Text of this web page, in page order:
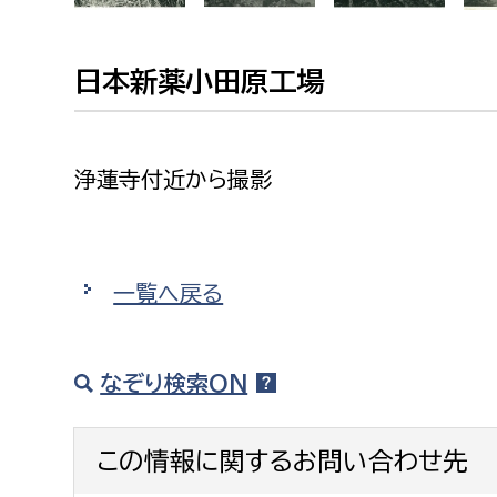
水道整備課
浄水管理課
農業委員会事務局
農業委員会事務局
議会局
議会総
日本新薬小田原工場
浄蓮寺付近から撮影
一覧へ戻る
なぞり検索ON
この情報に関するお問い合わせ先